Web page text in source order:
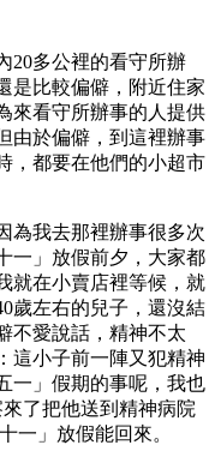
20多公裡的看守所辦
是比較偏僻，附近住家
來看守所辦事的人提供
由於偏僻，到這裡辦事
，都要在他們的小超市
為我去那裡辦事很多次
一」放假前夕，大家都
就在小賣店裡等候，就
歲左右的兒子，還沒結
不愛說話，精神不太
這小子前一陣又犯精神
一」假期的事呢，我也
了把他送到精神病院
一」放假能回來。